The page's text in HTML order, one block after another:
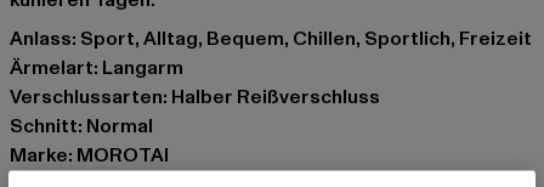
Anlass: Sport, Alltag, Bequem, Chillen, Sportlich, Freizeit
Ärmelart: Langarm
Verschlussarten: Halber Reißverschluss
Schnitt: Normal
Marke: MOROTAI